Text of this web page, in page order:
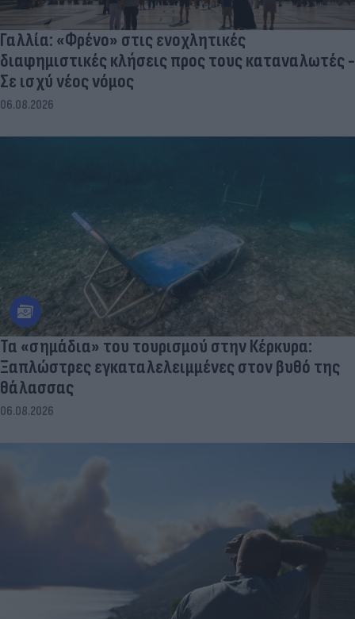
Γαλλία: «Φρένο» στις ενοχλητικές
διαφημιστικές κλήσεις προς τους καταναλωτές -
Σε ισχύ νέος νόμος
06.08.2026
Τα «σημάδια» του τουρισμού στην Κέρκυρα:
Ξαπλώστρες εγκαταλελειμμένες στον βυθό της
θάλασσας
06.08.2026